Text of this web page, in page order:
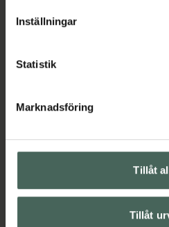
lagligheten av behandling
Inställningar
Statistik
Marknadsföring
Tillåt
Tillåt
Kronans Apotek finns här för
datorn. Oavsett vem du är så
med oss.
Kundservice
Kontakta oss
Hitta apotek
Leverans, betalning och retur